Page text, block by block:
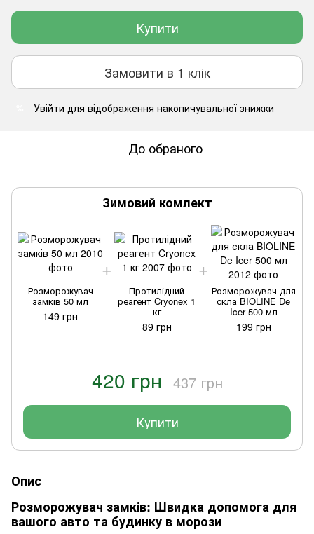
Купити
Замовити в 1 клік
Увійти для відображення накопичувальної знижки
До обраного
Зимовий комлект
Розморожувач
замків 50 мл
149 грн
Протилідний
реагент Cryonex 1
кг
89 грн
Розморожувач для
скла BIOLINE De
Icer 500 мл
199 грн
420 грн 437 грн
Купити
Опис
Розморожувач замків: Швидка допомога для
вашого авто та будинку в морози